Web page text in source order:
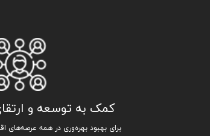
کمک به توسعه و
برای بهبود بهره‌وری در همه عرصه‌های